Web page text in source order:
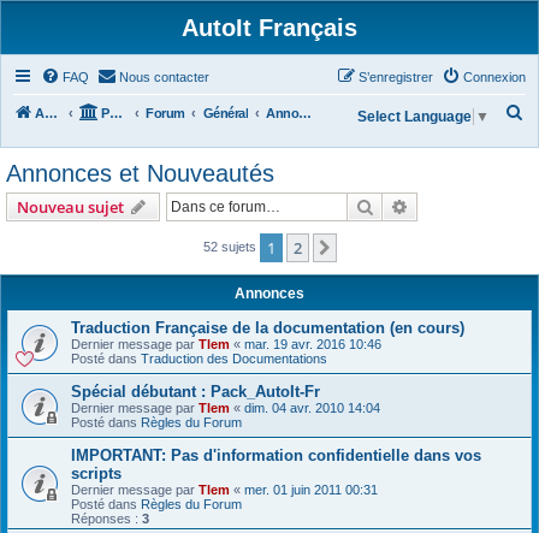
AutoIt Français
FAQ Nous contacter Connexion
S’enregistrer
Accueil Portail Forum Général Annonces et Nouveautés
h
r
Select Language ▼
Annonces et Nouveautés
Nouveau sujet Rechercher
52 sujets 1 2
Annonces
Traduction Française de la documentation (en cours)
Dernier message par Tlem « mar. 19 avr. 2016 10:46
Posté dans Traduction des Documentations
Spécial débutant : Pack_AutoIt-Fr
Dernier message par Tlem « dim. 04 avr. 2010 14:04
Posté dans Règles du Forum
IMPORTANT: Pas d'information confidentielle dans vos
scripts
Dernier message par Tlem « mer. 01 juin 2011 00:31
Posté dans Règles du Forum
Réponses : 3